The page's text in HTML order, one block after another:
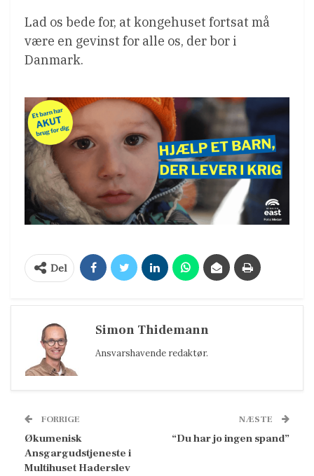
Lad os bede for, at kongehuset fortsat må
være en gevinst for alle os, der bor i
Danmark.
Del
Simon Thidemann
Ansvarshavende redaktør.
FORRIGE
Økumenisk
Ansgargudstjeneste i
Multihuset Haderslev
NÆSTE
“Du har jo ingen spand”